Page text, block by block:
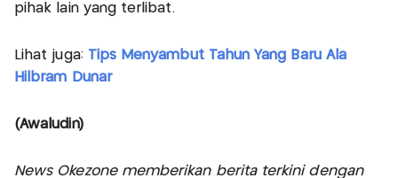
pihak lain yang terlibat.
Lihat juga: Tips Menyambut Tahun Yang Baru Ala
Hilbram Dunar
(Awaludin)
News Okezone memberikan berita terkini dengan